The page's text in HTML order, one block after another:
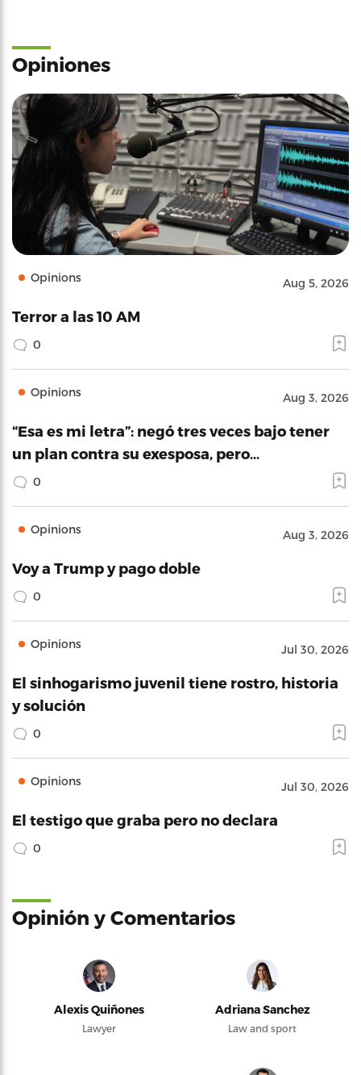
Opiniones
Opinions Aug 5, 2026
Terror a las 10 AM
0
Opinions Aug 3, 2026
“Esa es mi letra”: negó tres veces bajo tener
un plan contra su exesposa, pero…
0
Opinions Aug 3, 2026
Voy a Trump y pago doble
0
Opinions Jul 30, 2026
El sinhogarismo juvenil tiene rostro, historia
y solución
0
Opinions Jul 30, 2026
El testigo que graba pero no declara
0
Opinión y Comentarios
Alexis Quiñones
Lawyer
Adriana Sanchez
Law and sport